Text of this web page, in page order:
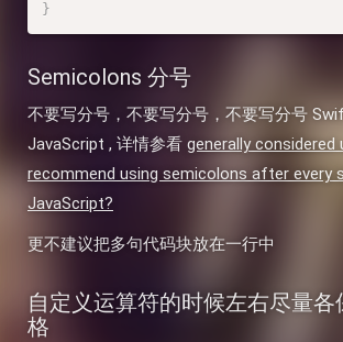
}
Semicolons 分号
不要写分号，不要写分号，不要写分号
JavaScript , 详情参看 generally
recommend using semicolons after every
JavaScript?
更不建议把多句代码块放在一行中
自定义运算符的时候左右尽量各
格